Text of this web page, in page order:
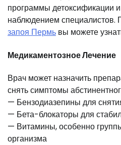
программы детоксификации
наблюдением специалистов.
запоя Пермь вы можете
Медикаментозное Лечение
Врач может назначить
снять симптомы
— Бензодиазепины для
— Бета-блокаторы для
— Витамины, особенно
организма